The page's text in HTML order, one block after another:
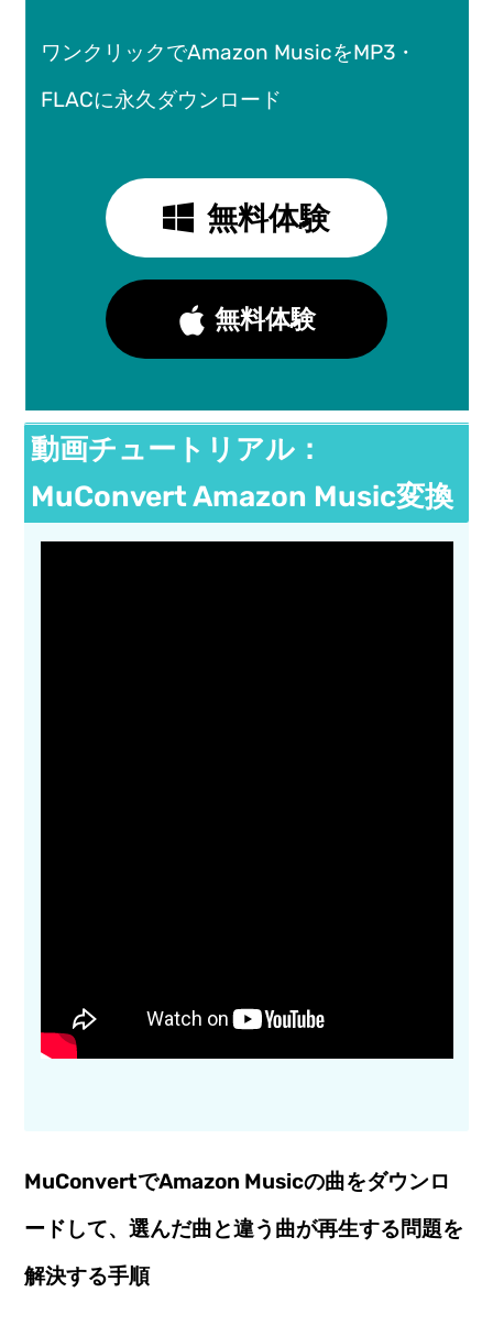
ワンクリックでAmazon MusicをMP3・
FLACに永久ダウンロード
無料体験
無料体験
動画チュートリアル：
MuConvert Amazon Music変換
MuConvertでAmazon Musicの曲をダウンロ
ードして、選んだ曲と違う曲が再生する問題を
解決する手順